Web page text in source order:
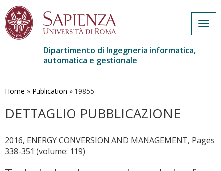
contenuto
Dipartimento di Ingegneria informatica,
automatica e gestionale
Home » Publication » 19855
DETTAGLIO PUBBLICAZIONE
2016, ENERGY CONVERSION AND MANAGEMENT, Pages
338-351 (volume: 119)